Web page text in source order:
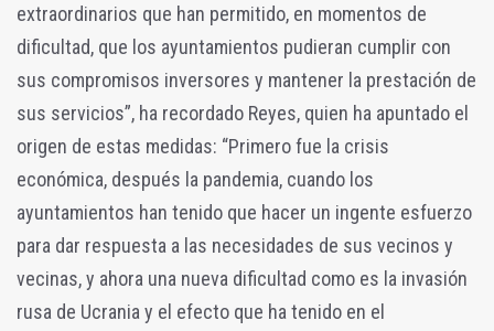
extraordinarios que han permitido, en momentos de
dificultad, que los ayuntamientos pudieran cumplir con
sus compromisos inversores y mantener la prestación de
sus servicios”, ha recordado Reyes, quien ha apuntado el
origen de estas medidas: “Primero fue la crisis
económica, después la pandemia, cuando los
ayuntamientos han tenido que hacer un ingente esfuerzo
para dar respuesta a las necesidades de sus vecinos y
vecinas, y ahora una nueva dificultad como es la invasión
rusa de Ucrania y el efecto que ha tenido en el